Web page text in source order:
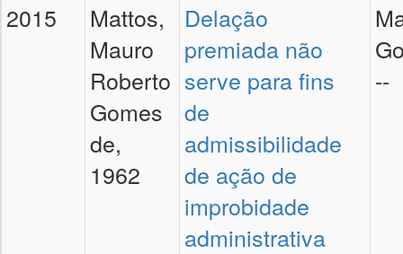
2015
Mattos,
Mauro
Roberto
Gomes
de,
1962
Delação
premiada não
serve para fins
de
admissibilidade
de ação de
improbidade
administrativa
--